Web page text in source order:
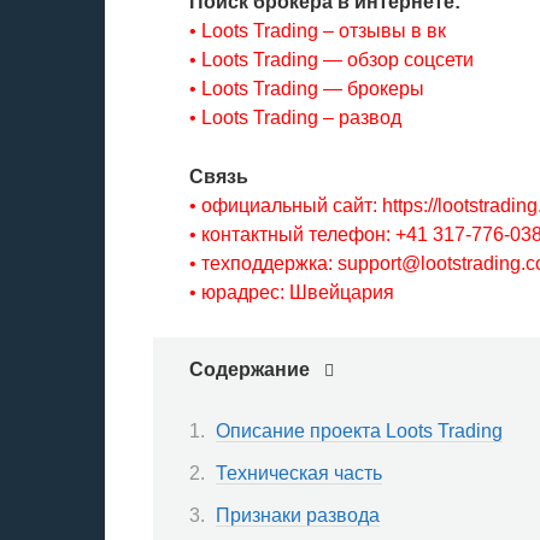
• Loots Trading – отзывы в вк
• Loots Trading — обзор соцсети
• Loots Trading — брокеры
• Loots Trading – развод
Связь
• официальный сайт: https://
• контактный телефон: +41 317-776-
• техподдержка:
• юрадрес: Швейцария
Содержание
Описание проекта Loots Trading
Техническая часть
Признаки развода